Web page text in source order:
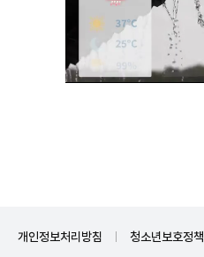
개인정보처리방침 청소년보호정책